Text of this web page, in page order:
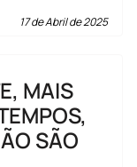
17 de Abril de 2025
MAIS
SÃO